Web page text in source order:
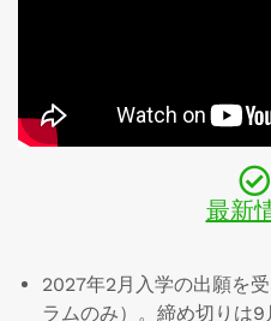
最新
2027年2月入学の出願を
ラムのみ）。締め切りは9